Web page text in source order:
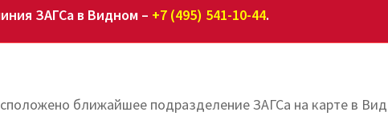
ЗАГСа в Видном – +7 (495) 541-10-44.
ближайшее подразделение ЗАГСа на карте в